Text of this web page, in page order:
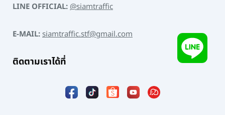
LINE OFFICIAL: @siamtraffic
E-MAIL: siamtraffic.stf@gmail.com
ติดตามเราได้ที่